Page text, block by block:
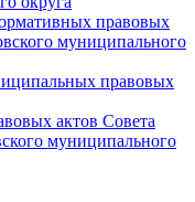
правовых
муниципального
правовых
актов Совета
муниципального